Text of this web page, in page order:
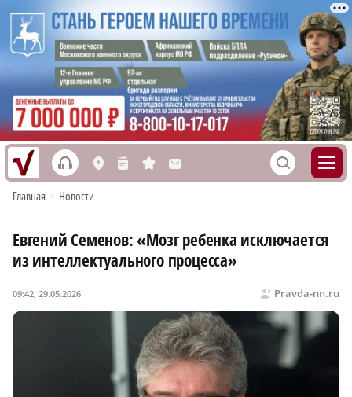
h L n s M S
Главная • Новости
Евгений Семенов: «Мозг ребенка исключается
из интеллектуального процесса»
Pravda-nn.ru
09:42, 29.05.2026